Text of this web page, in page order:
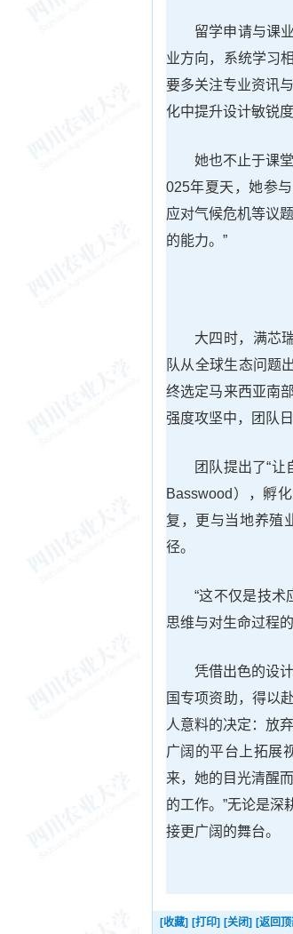
留学申请与课
业方向，系统学习
要多关注专业资讯
化中提升设计敏锐度
她也不止于课
025年夏天，她参
应对气候危机等议
的能力。”
大四时，满芯
队从全球生态问题
终选定马来西亚南
强度攻坚中，团队
团队提出了“
Basswood），孵
复，更与当地养殖
径。
“这不仅是技术
思维与对生命过程
凭借出色的设
国专项资助，得以
人意料的决定：放
广阔的平台上拓展
来，她的目光清醒
的工作。”无论是深
接更广阔的舞台。
[收藏] [打印] [关闭] [返回